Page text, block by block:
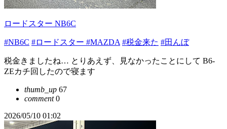
ロードスター NB6C
#NB6C #ロードスター #MAZDA #税金来た #田んぼ
税金きましたね… とりあえず、見なかったことにして B6-
ZEカチ回したので寝ます
thumb_up 67
comment0
2026/05/10 01:02